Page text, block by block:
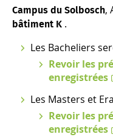
Campus du Solbosch,
bâtiment K .
Les Bacheliers
Revoir les
enregistrées
Les Masters et
Revoir les
enregistrées